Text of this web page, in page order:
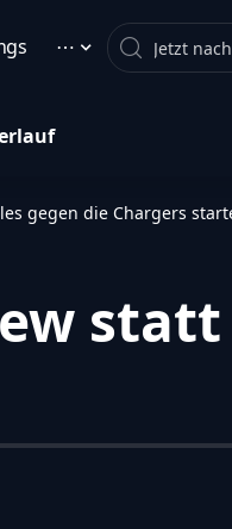
⋯ Search
gegen die Chargers